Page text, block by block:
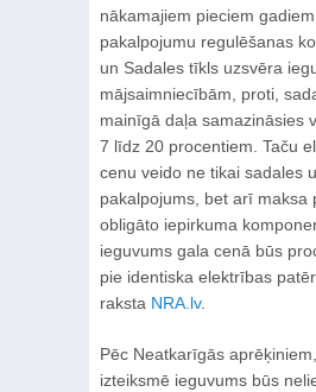
nākamajiem pieciem
pakalpojumu regulēšanas
un Sadales tīkls uzsvēra
mājsaimniecībām, proti,
mainīgā daļa samazināsies
7 līdz 20 procentiem. Taču
cenu veido ne tikai sadales
pakalpojums, bet arī maksa
obligāto iepirkuma
ieguvums gala cenā būs
pie identiska elektrības
raksta NRA.lv.
Pēc Neatkarīgās
izteiksmē ieguvums būs